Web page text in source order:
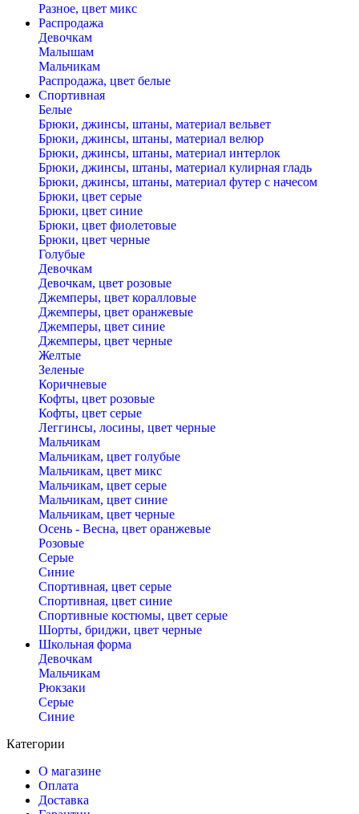
Разное, цвет микс
Распродажа
Девочкам
Малышам
Мальчикам
Распродажа, цвет белые
Спортивная
Белые
Брюки, джинсы, штаны, материал вельвет
Брюки, джинсы, штаны, материал велюр
Брюки, джинсы, штаны, материал интерлок
Брюки, джинсы, штаны, материал кулирная гладь
Брюки, джинсы, штаны, материал футер с начесом
Брюки, цвет серые
Брюки, цвет синие
Брюки, цвет фиолетовые
Брюки, цвет черные
Голубые
Девочкам
Девочкам, цвет розовые
Джемперы, цвет коралловые
Джемперы, цвет оранжевые
Джемперы, цвет синие
Джемперы, цвет черные
Желтые
Зеленые
Коричневые
Кофты, цвет розовые
Кофты, цвет серые
Леггинсы, лосины, цвет черные
Мальчикам
Мальчикам, цвет голубые
Мальчикам, цвет микс
Мальчикам, цвет серые
Мальчикам, цвет синие
Мальчикам, цвет черные
Осень - Весна, цвет оранжевые
Розовые
Серые
Синие
Спортивная, цвет серые
Спортивная, цвет синие
Спортивные костюмы, цвет серые
Шорты, бриджи, цвет черные
Школьная форма
Девочкам
Мальчикам
Рюкзаки
Серые
Синие
Категории
О магазине
Оплата
Доставка